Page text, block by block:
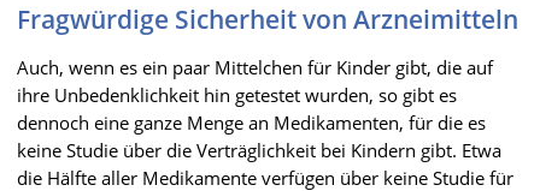
Fragwürdige Sicherheit von Arzneimitteln
Auch, wenn es ein paar Mittelchen für Kinder gibt, die auf
ihre Unbedenklichkeit hin getestet wurden, so gibt es
dennoch eine ganze Menge an Medikamenten, für die es
keine Studie über die Verträglichkeit bei Kindern gibt. Etwa
die Hälfte aller Medikamente verfügen über keine Studie für